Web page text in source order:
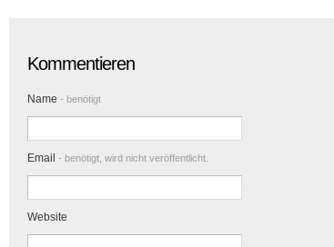
Kommentieren
Name - benötigt
Email - benötigt, wird nicht veröffentlicht.
Website